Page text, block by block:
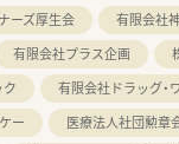
ーズ厚生会
有限会社
有限会社プラス企画
有限会社ドラッグ・
ー
医療法人社団勲章